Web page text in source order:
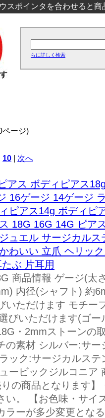
スポインタを合わせると
らに詳しく検索
ージ)
10 次へ
アス ボディピアス
16ゲージ 14ゲージ
ピアス14g ボディピ
18G 16G 14G ピア
ュエル サージカル
わいい 立爪 ヘリッ
ぶ 片耳用
商品情報 ゲージ(太
内径(シャフト) 約
いただけます モチー
びいただけます(ゴ
・2mmストーンの
の素材 シルバー:サ
ック:サージカルス
ービックジルコニア
りの商品となります
い。 【お色味・サ
ラーが多少変更とな